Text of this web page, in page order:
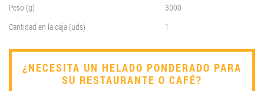
Peso (g)
3000
Cantidad en la caja (uds)
1
¿NECESITA UN HELADO PONDERADO PARA
SU RESTAURANTE O CAFÉ?